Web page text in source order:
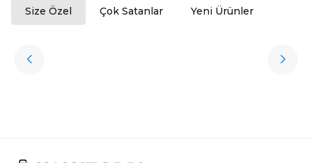
Size Özel Çok Satanlar Yeni Ürünler
Favorilere Ekle
3.909,80